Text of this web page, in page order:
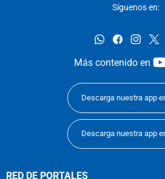
Síguenos en:
whatsappfacebook
Más contenido en
Descarga nuestra app
Descarga nuestra app
RED DE PORTALES